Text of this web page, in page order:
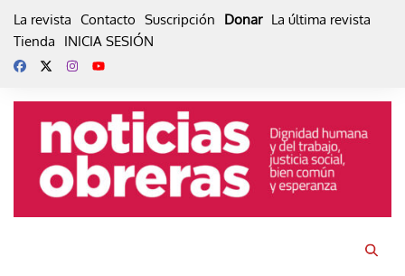
La revista Contacto Suscripción Donar La última revista
Tienda
INICIA SESIÓN